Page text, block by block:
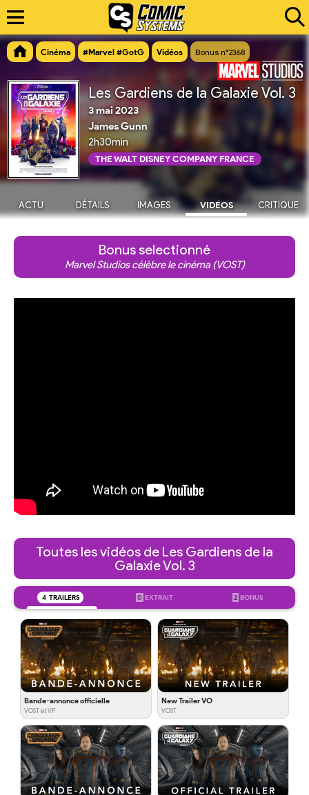
Cinéma #Marvel #GotG Vidéos Bonus n°2368
Les Gardiens de la Galaxie Vol. 3
3 mai 2023
James Gunn
2h30min
THE WALT DISNEY COMPANY FRANCE
ACTU DÉTAILS IMAGES VIDÉOS CRITIQUE
Bonus selectionné
Marvel Studios célèbre le cinéma (VOST)
Toutes les vidéos de Les Gardiens de la
Galaxie Vol. 3
4 TRAILERS 0 EXTRAIT 2 BONUS
Bande-annonce officielle
VOST et VF
New Trailer VO
VOST